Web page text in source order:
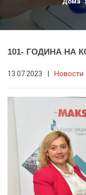
101- ГОДИНА НА
13.07.2023 | Новости